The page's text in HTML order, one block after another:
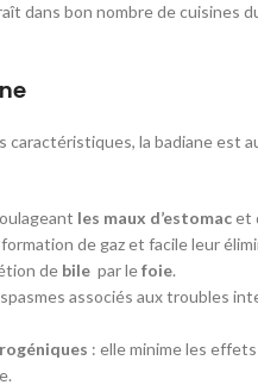
dans bon nombre de cuisines
la badiane est
les maux d’estomacet
formation de gaz et facile leur
de bile par lefoie.
associés aux troubles
: elle minime les